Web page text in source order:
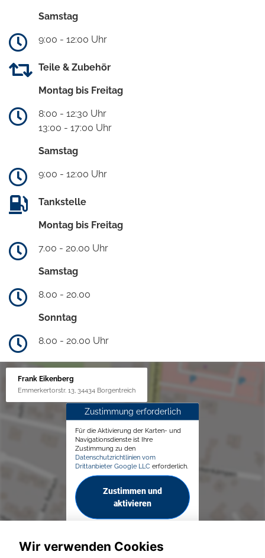
Samstag
9:00 - 12:00 Uhr
Teile & Zubehör
Montag bis Freitag
8:00 - 12:30 Uhr
13:00 - 17:00 Uhr
Samstag
9:00 - 12:00 Uhr
Tankstelle
Montag bis Freitag
7.00 - 20.00 Uhr
Samstag
8.00 - 20.00
Sonntag
8.00 - 20.00 Uhr
Frank Eikenberg
Emmerkertorstr. 13, 34434 Borgentreich
Zustimmung erforderlich
Für die Aktivierung der Karten- und
Navigationsdienste ist Ihre
Zustimmung zu den
Datenschutzrichtlinien vom
Drittanbieter Google LLC erforderlich.
Zustimmen und
aktivieren
Wir verwenden Cookies